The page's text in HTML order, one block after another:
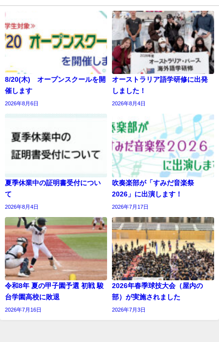
8/20(木) オープンスクールを開
催します
2026年8月6日
オーストラリア語学研修に出発
しました！
2026年8月4日
夏季休業中の証明書受付につい
て
2026年8月4日
吹奏楽部が「すみだ音楽祭
2026」に出演します！
2026年7月17日
令和8年 夏の甲子園予選 初戦 駿
台学園高校に敗退
2026年7月16日
2026年春季球技大会（屋内の
部）が実施されました
2026年7月3日